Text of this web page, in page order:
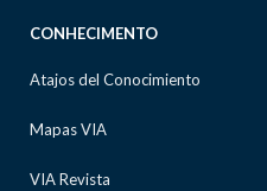
CONHECIMENTO
Atajos del Conocimiento
Mapas VIA
VIA Revista